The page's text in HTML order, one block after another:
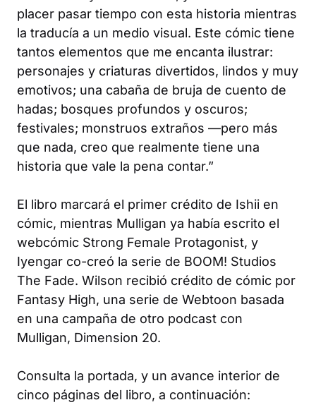
placer pasar tiempo con esta historia mientras
la traducía a un medio visual. Este cómic tiene
tantos elementos que me encanta ilustrar:
personajes y criaturas divertidos, lindos y muy
emotivos; una cabaña de bruja de cuento de
hadas; bosques profundos y oscuros;
festivales; monstruos extraños —pero más
que nada, creo que realmente tiene una
historia que vale la pena contar.”
El libro marcará el primer crédito de Ishii en
cómic, mientras Mulligan ya había escrito el
webcómic Strong Female Protagonist, y
Iyengar co-creó la serie de BOOM! Studios
The Fade. Wilson recibió crédito de cómic por
Fantasy High, una serie de Webtoon basada
en una campaña de otro podcast con
Mulligan, Dimension 20.
Consulta la portada, y un avance interior de
cinco páginas del libro, a continuación: